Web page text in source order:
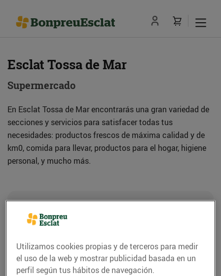
Esclat Tossa de Mar
Supermercado
En Esclat Tossa de Mar encontrarás una gran variedad de
secciones y servicios para satisfacer todas tus
necesidades: productos frescos de máxima calidad y de
km0, comida para llevar, productos para el hogar, higiene
personal, y mucho más.
C. Lluís Companys, cant. C. Francesc Macià
Teléfono
Utilizamos cookies propias y de terceros para medir
el uso de la web y mostrar publicidad basada en un
perfil según tus hábitos de navegación.